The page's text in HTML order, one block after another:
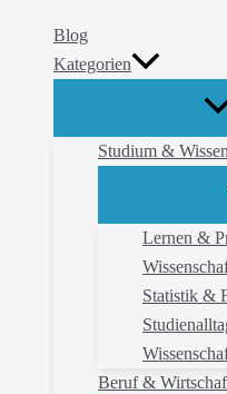
Blog
Kategorien
Studium &
Lernen &
Statistik &
Beruf &